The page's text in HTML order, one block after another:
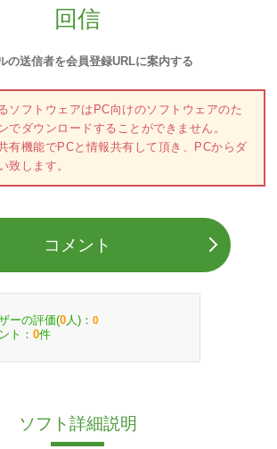
回信
の送信者を会員登録URLに案内する
ソフトウェアはPC向けのソフトウェアのた
でダウンロードすることができません。
有機能でPCと情報共有して頂き、PCからダ
致します。
コメント
ーの評価(0 人)： 0
ト： 0件
ソフト詳細説明